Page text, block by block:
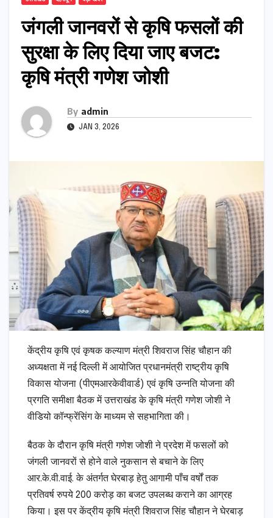
जंगली जानवरों से कृषि फसलों की
सुरक्षा के लिए दिया जाए बजट:
कृषि मंत्री गणेश जोशी
By admin
JAN 3, 2026
केंद्रीय कृषि एवं कृषक कल्याण मंत्री शिवराज सिंह चौहान की
अध्यक्षता में नई दिल्ली में आयोजित प्रधानमंत्री राष्ट्रीय कृषि
विकास योजना (पीएमआरकेवीवार्ड) एवं कृषि उन्नति योजना की
प्रगति समीक्षा बैठक में उत्तराखंड के कृषि मंत्री गणेश जोशी ने
वीडियो कॉन्फ्रेंसिंग के माध्यम से सहभागिता की।
बैठक के दौरान कृषि मंत्री गणेश जोशी ने प्रदेश में फसलों को
जंगली जानवरों से होने वाले नुकसान से बचाने के लिए
आर.के.वी.वाई. के अंतर्गत घेरबाड़ हेतु आगामी पाँच वर्षों तक
प्रतिवर्ष रुपये 200 करोड़ का बजट उपलब्ध कराने का आग्रह
किया। इस पर केंद्रीय कृषि मंत्री शिवराज सिंह चौहान ने घेरबाड़